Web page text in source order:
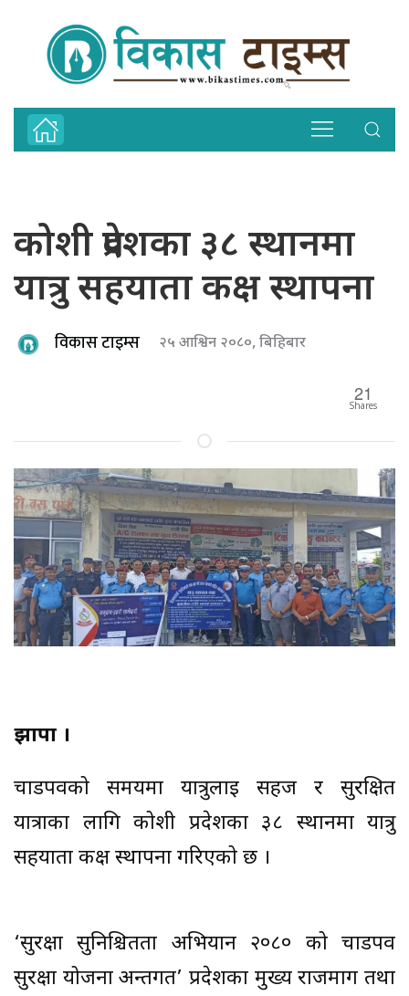
कोशी प्रदेशका ३८ स्थानमा
यात्रु सहयाता कक्ष स्थापना
विकास टाइम्स २५ आश्विन २०८०, बिहिबार
21
Shares
झापा ।
चाडपर्वको समयमा यात्रुलाई सहज र सुरक्षित
यात्राका लागि कोशी प्रदेशका ३८ स्थानमा यात्रु
सहयाता कक्ष स्थापना गरिएको छ ।
‘सुरक्षा सुनिश्चितता अभियान २०८० को चाडपर्व
सुरक्षा योजना अन्तर्गत’ प्रदेशका मुख्य राजमार्ग तथा